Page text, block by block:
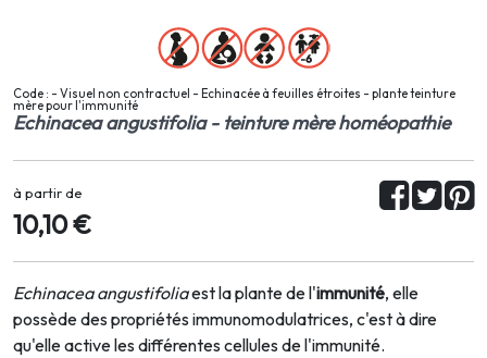
Code : - Visuel non contractuel - Echinacée à feuilles étroites - plante teinture
mère pour l'immunité
Echinacea angustifolia - teinture mère homéopathie
à partir de
10,10 €
Echinacea angustifoliaest la plante de l'immunité, elle
possède des propriétés immunomodulatrices, c'est à dire
qu'elle active les différentes cellules de l'immunité.